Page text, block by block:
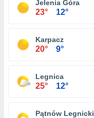
Jelenia Góra
23° 12°
Karpacz
20° 9°
Legnica
25° 12°
Pątnów Legnicki